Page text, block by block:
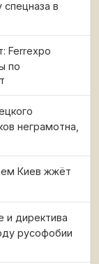
в
Ferrexpo
по
неграмотна,
Киев жжёт
и директива
русофобии